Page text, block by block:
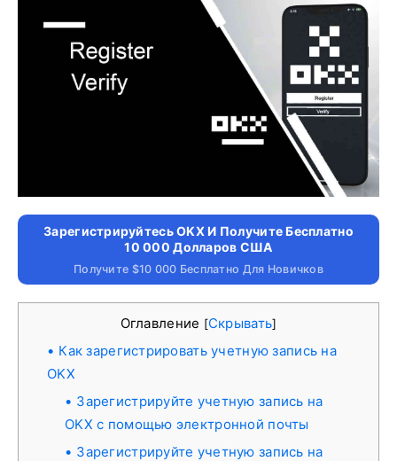
Зарегистрируйтесь OKX И Получите Бесплатно
10 000 Долларов США
Получите $10 000 Бесплатно Для Новичков
Оглавление [Скрывать]
Как зарегистрировать учетную запись на
OKX
Зарегистрируйте учетную запись на
OKX с помощью электронной почты
Зарегистрируйте учетную запись на